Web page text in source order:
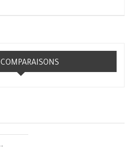
COMPARAISONS